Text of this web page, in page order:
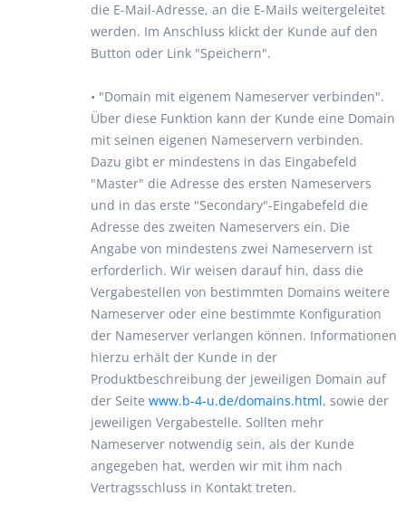
die E-Mail-Adresse, an die E-Mails weitergeleitet
werden. Im Anschluss klickt der Kunde auf den
Button oder Link "Speichern".
• "Domain mit eigenem Nameserver verbinden".
Über diese Funktion kann der Kunde eine Domain
mit seinen eigenen Nameservern verbinden.
Dazu gibt er mindestens in das Eingabefeld
"Master" die Adresse des ersten Nameservers
und in das erste "Secondary"-Eingabefeld die
Adresse des zweiten Nameservers ein. Die
Angabe von mindestens zwei Nameservern ist
erforderlich. Wir weisen darauf hin, dass die
Vergabestellen von bestimmten Domains weitere
Nameserver oder eine bestimmte Konfiguration
der Nameserver verlangen können. Informationen
hierzu erhält der Kunde in der
Produktbeschreibung der jeweiligen Domain auf
der Seite www.b-4-u.de/domains.html, sowie der
jeweiligen Vergabestelle. Sollten mehr
Nameserver notwendig sein, als der Kunde
angegeben hat, werden wir mit ihm nach
Vertragsschluss in Kontakt treten.